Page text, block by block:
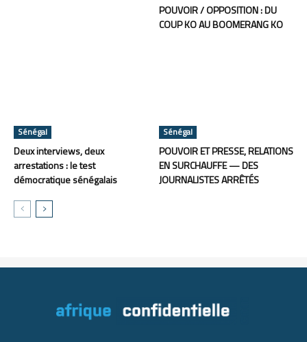
POUVOIR / OPPOSITION : DU
COUP KO AU BOOMERANG KO
Sénégal
Deux interviews, deux
arrestations : le test
démocratique sénégalais
Sénégal
POUVOIR ET PRESSE, RELATIONS
EN SURCHAUFFE — DES
JOURNALISTES ARRÊTÉS